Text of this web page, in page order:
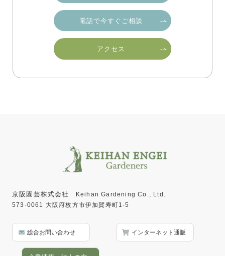
電話で今すぐご相談
アクセス
京阪園芸株式会社
Keihan Gardening Co., Ltd.
573-0061 大阪府枚方市伊加賀寿町1-5
総合お問い合わせ インターネット通販